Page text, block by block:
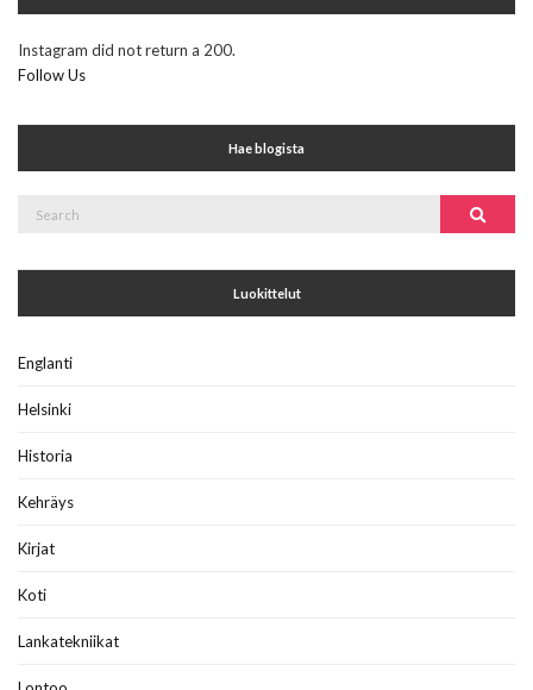
Instagram did not return a 200.
Follow Us
Hae blogista
Search
Luokittelut
Englanti
Helsinki
Historia
Kehräys
Kirjat
Koti
Lankatekniikat